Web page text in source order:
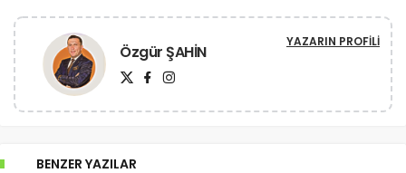
Özgür ŞAHİN YAZARIN PROFILI
BENZER YAZILAR